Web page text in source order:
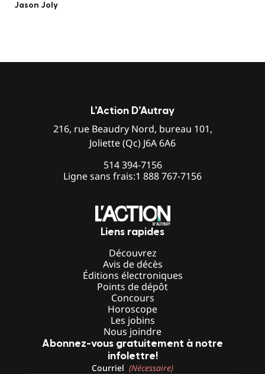
Jason Joly
L’Action D’Autray
216, rue Beaudry Nord, bureau 101,
Joliette (Qc) J6A 6A6
514 394-7156
Ligne sans frais:1 888 767-7156
Liens rapides
Découvrez
Avis de décès
Éditions électroniques
Points de dépôt
Concours
Horoscope
Les jobins
Nous joindre
Abonnez-vous gratuitement à notre
infolettre!
Courriel (Nécessaire)